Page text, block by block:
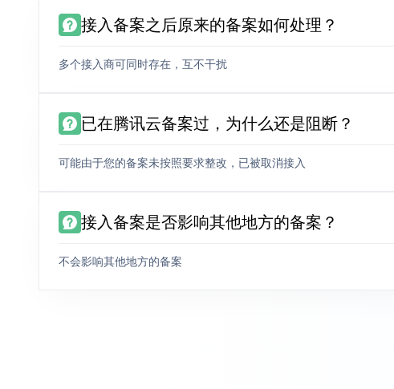
接入备案之后原来的备案如何处理？
多个接入商可同时存在，互不干扰
已在腾讯云备案过，为什么还是阻断？
可能由于您的备案未按照要求整改，已被取消接入
接入备案是否影响其他地方的备案？
不会影响其他地方的备案